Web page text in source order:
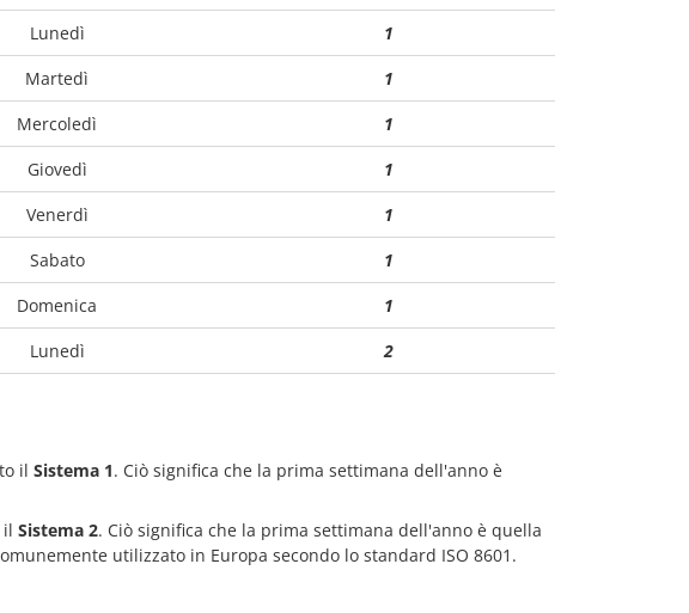
Lunedì
1
Martedì
1
Mercoledì
1
Giovedì
1
Venerdì
1
Sabato
1
Domenica
1
Lunedì 2
il Sistema 1. Ciò significa che la prima settimana dell'anno è
il Sistema 2. Ciò significa che la prima settimana dell'anno è quella
utilizzato in Europa secondo lo standard ISO 8601.